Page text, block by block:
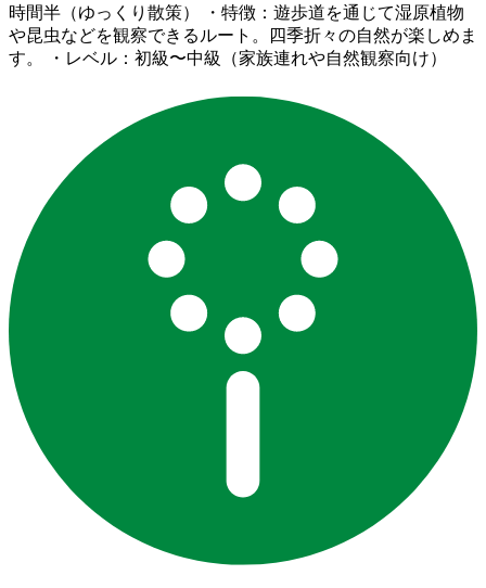
時間半（ゆっくり散策） ・特徴：遊歩道を通じて湿原植物
や昆虫などを観察できるルート。四季折々の自然が楽しめま
す。 ・レベル：初級〜中級（家族連れや自然観察向け）